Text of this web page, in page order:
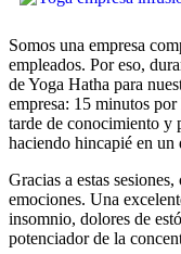
Somos una empresa
empleados. Por eso,
de Yoga Hatha para
empresa: 15 minutos
tarde de conocimiento y
haciendo hincapié en un
Gracias a estas
emociones. Una
insomnio, dolores de
potenciador de la